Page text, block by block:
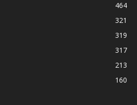
464
321
319
317
213
160